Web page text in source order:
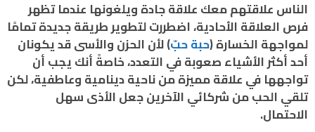
الناس علاقتهم معك علاقة جادة ويلغونها عندما تظهر
فرص العلاقة الأحادية، اضطررت لتطوير طريقة جديدة تمامًا
لمواجهة الخسارة (حبة حبّ) لأن الحزن والأسى قد يكونان
أحد أكثر الأشياء صعوبة في التعدد، خاصةً أنك يجب أن
تواجهها في علاقة مميزة من ناحية دينامية وعاطفية، لكن
تلقي الحب من شركائي الآخرين جعل الأذى سهل
الاحتمال.